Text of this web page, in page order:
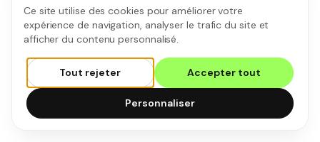
Ce site utilise des cookies pour améliorer votre
expérience de navigation, analyser le trafic du site et
afficher du contenu personnalisé.
Tout rejeter Accepter tout
Personnaliser